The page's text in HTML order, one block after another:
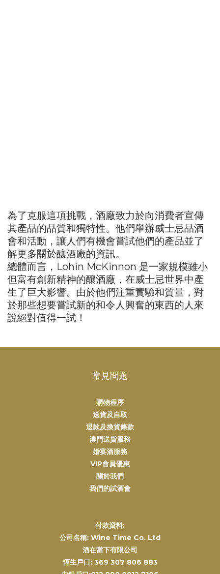
為了克服這項挑戰，酒廠致力於向消費者宣傳
其產品的品質和獨特性。他們舉辦威士忌品酒
會和活動，讓人們有機會嘗試他們的產品並了
解更多關於釀酒廠的資訊。
總體而言，Lohin McKinnon 是一家規模雖小
但富有創新精神的釀酒廠，在威士忌世界中產
生了巨大影響。由於他們注重實驗和質量，對
於那些想要嘗試新的和令人興奮的東西的人來
說絕對值得一試！
常見問題
購物程序
送貨及自取
退款及換貨條款
澳門送貨服務
婚宴酒服務
VIP會員優惠
關於我們
我們的試酒會
付款資料:
公司名稱: Wine Time Co. Ltd
酒在當下有限公司
恆生戶口: 369 307 806 883